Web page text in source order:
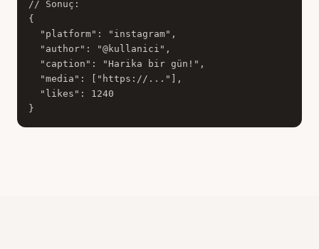
// Sonuç:
{
  "platform": "instagram",
  "author": "@kullanici",
  "caption": "Harika bir gün!",
  "media": ["https://..."],
  "likes": 1240
}